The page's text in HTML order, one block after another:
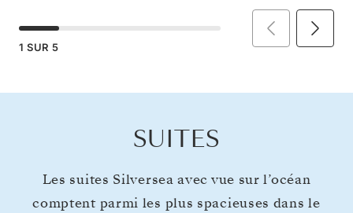
1 SUR 5
SUITES
Les suites Silversea avec vue sur l’océan
comptent parmi les plus spacieuses dans le